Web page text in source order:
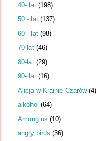
40- lat (198)
50 - lat (137)
60 - lat (98)
70-lat (46)
80-lat (29)
90- lat (16)
Alicja w Krainie Czarów (4)
alkohol (64)
Among us (10)
angry birds (36)